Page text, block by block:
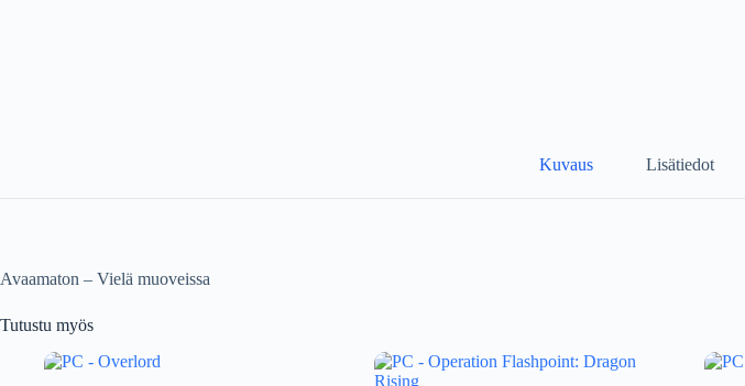
Kuvaus Lisätiedot
Avaamaton – Vielä muoveissa
Tutustu myös